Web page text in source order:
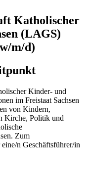
Katholischer
(LAGS)
m/d)
Kinder- und
im Freistaat Sachsen
von Kindern,
Kirche, Politik und
Zum
n Geschäftsführer/in